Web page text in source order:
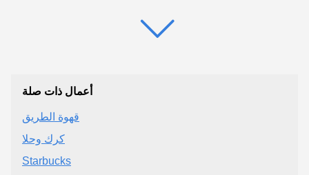
أعمال ذات صلة
قهوة الطريق
كرك وحلا
Starbucks